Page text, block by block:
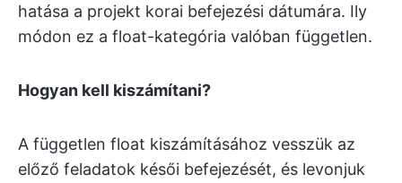
hatása a projekt korai befejezési dátumára. Ily
módon ez a float-kategória valóban független.
Hogyan kell kiszámítani?
A független float kiszámításához vesszük az
előző feladatok késői befejezését, és levonjuk